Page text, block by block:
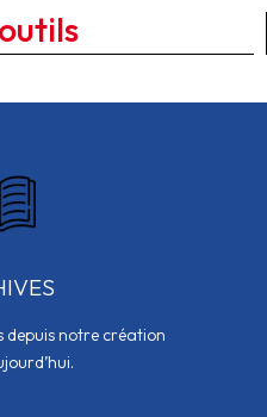
depuis notre création